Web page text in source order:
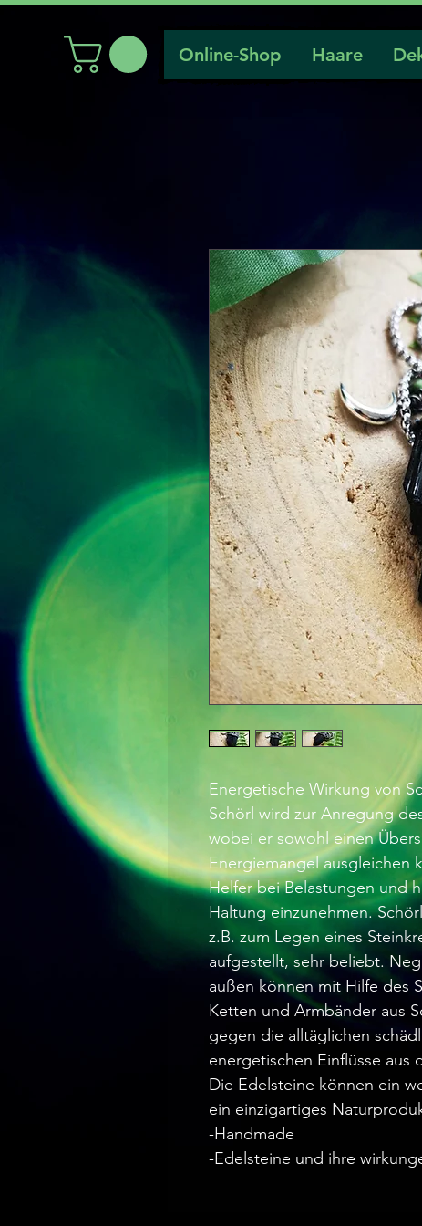
Online-Shop Haare
Energetische Wirkung von
Schörl wird zur Anregung
wobei er sowohl einen
Energiemangel ausgleichen
Helfer bei Belastungen und
Haltung einzunehmen.
z.B. zum Legen eines
aufgestellt, sehr beliebt.
außen können mit Hilfe des
Ketten und Armbänder aus
gegen die alltäglichen
energetischen Einflüsse aus
Die Edelsteine können ein
ein einzigartiges
-Handmade
-Edelsteine und ihre